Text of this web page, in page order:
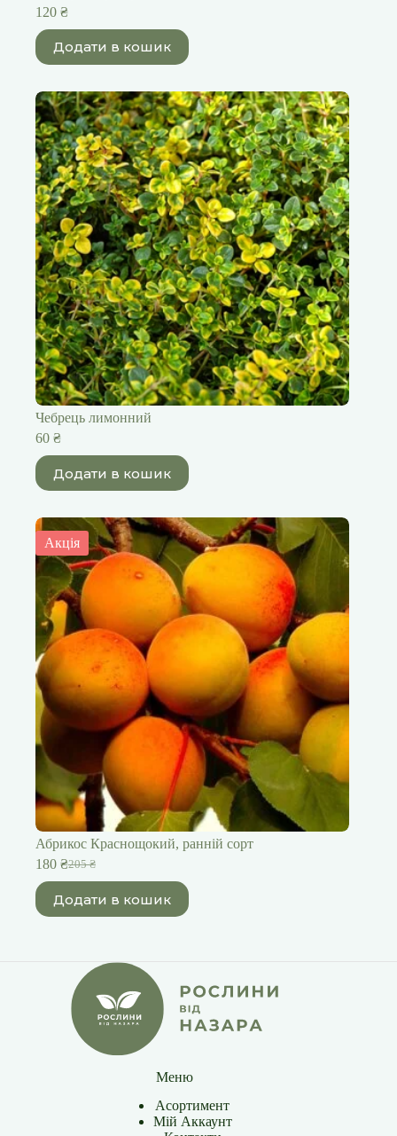
120 ₴
Додати в кошик
Чебрець лимонний
60 ₴
Додати в кошик
Акція
Абрикос Краснощокий, ранній сорт
205₴
Оригінальна
205 ₴.
180 ₴Поточна
180 ₴.
Додати в кошик
Меню
Асортимент
Мій Аккаунт